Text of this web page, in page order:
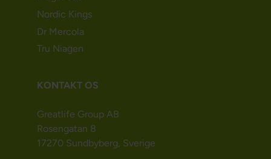
Nordic Kings
Dr Mercola
Tru Niagen
KONTAKT OS
Greatlife Group AB
Rosengatan 8
17270 Sundbyberg, Sverige